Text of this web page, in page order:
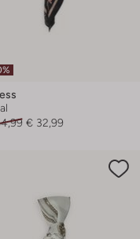
€ 32,99